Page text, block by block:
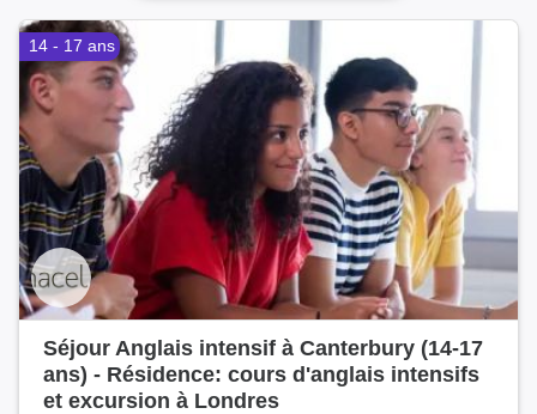
14 - 17 ans
Séjour Anglais intensif à Canterbury (14-17
ans) - Résidence: cours d'anglais intensifs
et excursion à Londres